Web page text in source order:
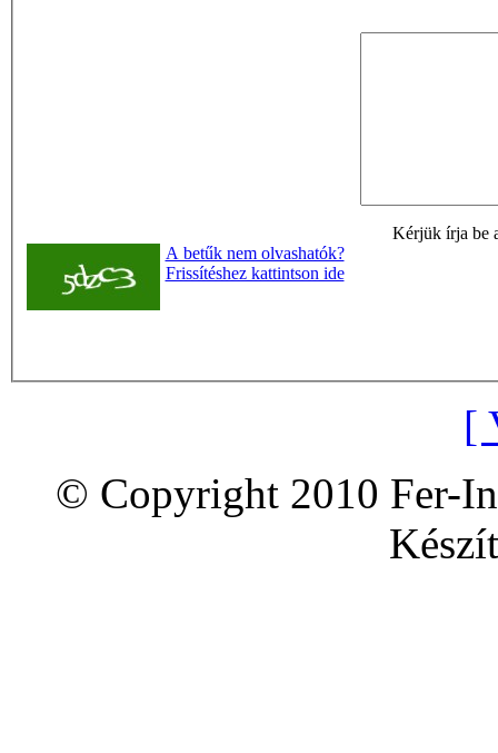
Kérjük írja be
A betűk nem olvashatók?
Frissítéshez kattintson ide
[
© Copyright 2010 Fer-